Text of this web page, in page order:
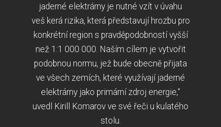
jaderné elektrárny je nutné vzít v úvahu
veš kerá rizika, která představují hrozbu pro
konkrétní region s pravděpodobností vyšší
než 1:1 000 000. Naším cílem je vytvořit
podobnou normu, jež bude obecně přijata
ve všech zemích, které využívají jaderné
elektrárny jako primární zdroj energie,“
uvedl Kirill Komarov ve své řeči u kulatého
stolu.